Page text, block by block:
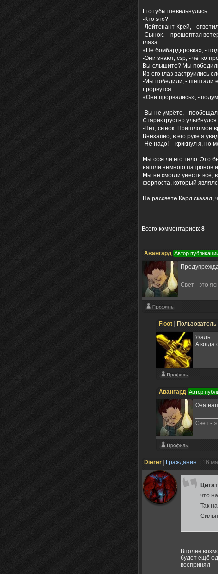
Его губы шевельнулись:
-Кто это?
-Лейтенант Крей, -
-Сынок. – прошептал
глаза…
«Не бомбардировка», -
-Они знают, сэр, - чётко
Вы слышите? Мы
Из его глаз заструились
-Мы победили, - шептали
прорвутся.
«Они прорвались», -
-Вы не умрёте, -
Старик грустно улыбнулся.
-Нет, сынок. Пришло моё
Внезапно, в его руке я
-Не надо! – крикнул я, но
Мы сожгли его тело. Это
нашли немного патронов
Мы не смогли унести всё,
форпоста, который
На рассвете Карл
Всего комментариев: 8
Авангард Автор
Свет - это
Floot Пользователь
Жаль.
А когда
Авангард Автор
Она
Свет -
Dierer Гражданин | 16
что
Так
Вполне
будет ещё
воспринял